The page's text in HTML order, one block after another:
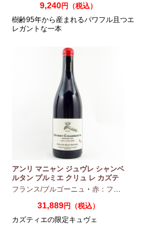
9,240円（税込）
樹齢95年から産まれるパワフル且つエ
レガントな一本
アンリ マニャン ジュヴレ シャンベ
ルタン プルミエ クリュ レ カズテ
ィエ エルバージュ 24 モワ 2023
フランス/ブルゴーニュ ・ 赤：フルボディ
31,889円（税込）
カズティエの限定キュヴェ